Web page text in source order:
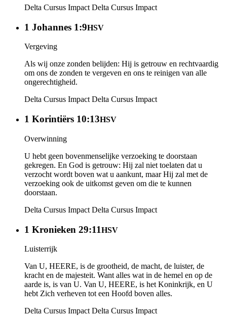
Delta Cursus Impact Delta Cursus Impact
1 Johannes 1:9HSV
Vergeving
Als wij onze zonden belijden: Hij is getrouw en rechtvaardig
om ons de zonden te vergeven en ons te reinigen van alle
ongerechtigheid.
Delta Cursus Impact Delta Cursus Impact
1 Korintiërs 10:13HSV
Overwinning
U hebt geen bovenmenselijke verzoeking te doorstaan
gekregen. En God is getrouw: Hij zal niet toelaten dat u
verzocht wordt boven wat u aankunt, maar Hij zal met de
verzoeking ook de uitkomst geven om die te kunnen
doorstaan.
Delta Cursus Impact Delta Cursus Impact
1 Kronieken 29:11HSV
Luisterrijk
Van U, HEERE, is de grootheid, de macht, de luister, de
kracht en de majesteit. Want alles wat in de hemel en op de
aarde is, is van U. Van U, HEERE, is het Koninkrijk, en U
hebt Zich verheven tot een Hoofd boven alles.
Delta Cursus Impact Delta Cursus Impact